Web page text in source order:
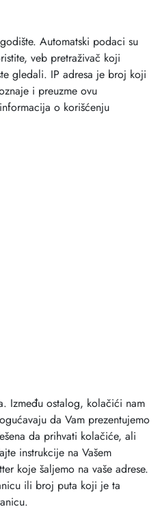
Automatski podaci su
veb pretraživač koji
gledali. IP adresa je broj koji
i preuzme ovu
o korišćenju
Između ostalog, kolačići nam
da Vam prezentujemo
da prihvati kolačiće, ali
instrukcije na Vašem
koje šaljemo na vaše adrese.
ili broj puta koji je ta